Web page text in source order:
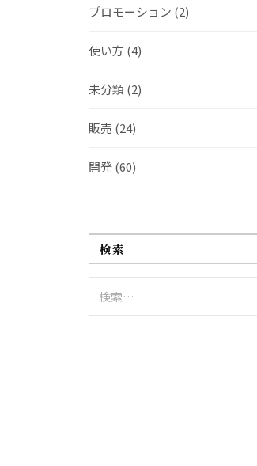
プロモーション (2)
使い方 (4)
未分類 (2)
販売 (24)
開発(60)
検索
索: